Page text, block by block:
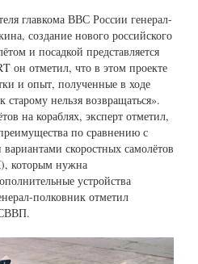
главкома ВВС России генерал-
создание нового российского
и посадкой представляется
он отметил, что в этом проекте
и опыт, полученные в ходе
нельзя возвращаться».
на кораблях, эксперт отметил,
по сравнению с
скоростных самолётов
которым нужна
устройства
полковник отметил